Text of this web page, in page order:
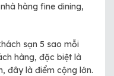
hàng fine dining,
sạn 5 sao mỗi
hàng, đặc biệt là
đây là điểm cộng lớn.